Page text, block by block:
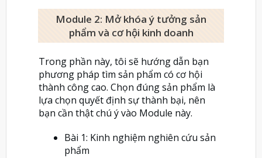
Module 2: Mở khóa ý tưởng sản
phẩm và cơ hội kinh doanh
Trong phần này, tôi sẽ hướng dẫn bạn
phương pháp tìm sản phẩm có cơ hội
thành công cao. Chọn đúng sản phẩm là
lựa chọn quyết định sự thành bại, nên
bạn cần thật chú ý vào Module này.
Bài 1: Kinh nghiệm nghiên cứu sản
phẩm